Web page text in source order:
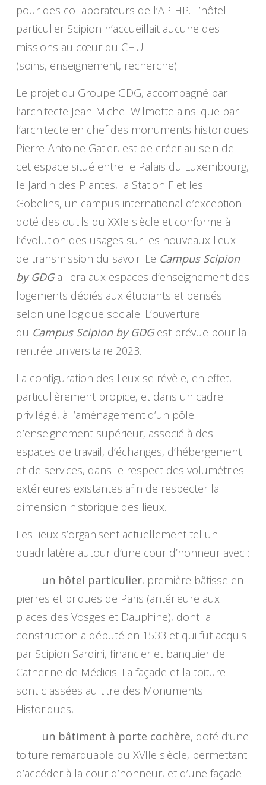
pour des collaborateurs de l’AP-HP. L’hôtel
particulier Scipion n’accueillait aucune des
missions au cœur du CHU
(soins, enseignement, recherche).
Le projet du Groupe GDG, accompagné par
l’architecte Jean-Michel Wilmotte ainsi que par
l’architecte en chef des monuments historiques
Pierre-Antoine Gatier, est de créer au sein de
cet espace situé entre le Palais du Luxembourg,
le Jardin des Plantes, la Station F et les
Gobelins, un campus international d’exception
doté des outils du XXIe siècle et conforme à
l’évolution des usages sur les nouveaux lieux
de transmission du savoir. Le Campus Scipion
by GDGalliera aux espaces d’enseignement des
logements dédiés aux étudiants et pensés
selon une logique sociale. L’ouverture
du Campus Scipion by GDGest prévue pour la
rentrée universitaire 2023.
La configuration des lieux se révèle, en effet,
particulièrement propice, et dans un cadre
privilégié, à l’aménagement d’un pôle
d’enseignement supérieur, associé à des
espaces de travail, d’échanges, d’hébergement
et de services, dans le respect des volumétries
extérieures existantes afin de respecter la
dimension historique des lieux.
Les lieux s’organisent actuellement tel un
quadrilatère autour d’une cour d’honneur avec :
– un hôtel particulier, première bâtisse en
pierres et briques de Paris (antérieure aux
places des Vosges et Dauphine), dont la
construction a débuté en 1533 et qui fut acquis
par Scipion Sardini, financier et banquier de
Catherine de Médicis. La façade et la toiture
sont classées au titre des Monuments
Historiques,
– un bâtiment à porte cochère, doté d’une
toiture remarquable du XVIIe siècle, permettant
d’accéder à la cour d’honneur, et d’une façade